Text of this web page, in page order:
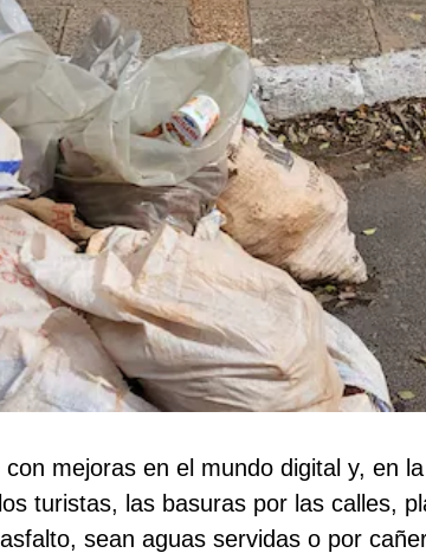
mejoras en el mundo digital y, en
turistas, las basuras por las calles,
sean aguas servidas o por